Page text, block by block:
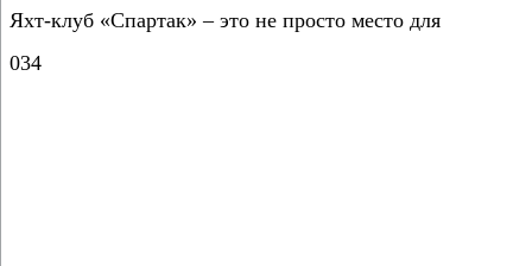
Яхт-клуб «Спартак» – это не просто место для
034